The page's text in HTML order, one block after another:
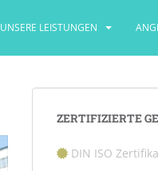
UNSERE LEISTUNGEN
ZERTIFIZIERTE
DIN ISO